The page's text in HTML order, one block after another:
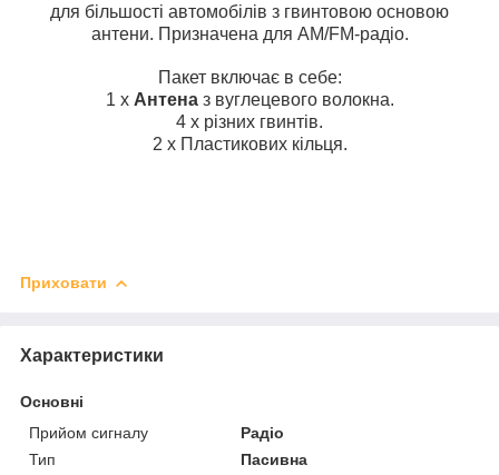
для більшості автомобілів з гвинтовою основою
антени. Призначена для AM/FM-радіо.
Пакет включає в себе:
1 x Антеназ вуглецевого волокна.
4 х різних гвинтів.
2 х Пластикових кільця.
Приховати
Характеристики
Основні
Прийом сигналу
Радіо
Тип
Пасивна